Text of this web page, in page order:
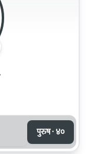
पुरुष · ४०